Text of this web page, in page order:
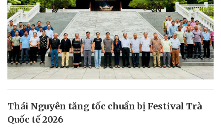
Thái Nguyên tăng tốc chuẩn bị Festival Trà
Quốc tế 2026